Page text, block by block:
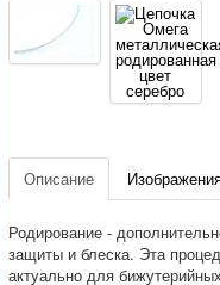
Описание
Родирование -
защиты и блеска. Эта
актуально для